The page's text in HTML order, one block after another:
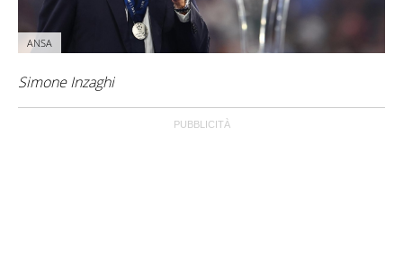
ANSA
Simone Inzaghi